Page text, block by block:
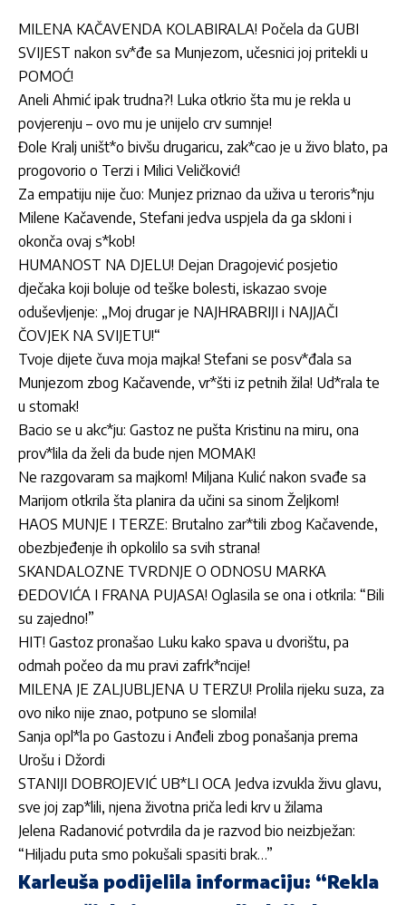
MILENA KAČAVENDA KOLABIRALA! Počela da GUBI
SVIJEST nakon sv*đe sa Munjezom, učesnici joj pritekli u
POMOĆ!
Aneli Ahmić ipak trudna?! Luka otkrio šta mu je rekla u
povjerenju – ovo mu je unijelo crv sumnje!
Đole Kralj uništ*o bivšu drugaricu, zak*cao je u živo blato, pa
progovorio o Terzi i Milici Veličković!
Za empatiju nije čuo: Munjez priznao da uživa u teroris*nju
Milene Kačavende, Stefani jedva uspjela da ga skloni i
okonča ovaj s*kob!
HUMANOST NA DJELU! Dejan Dragojević posjetio
dječaka koji boluje od teške bolesti, iskazao svoje
oduševljenje: „Moj drugar je NAJHRABRIJI i NAJJAČI
ČOVJEK NA SVIJETU!“
Tvoje dijete čuva moja majka! Stefani se posv*đala sa
Munjezom zbog Kačavende, vr*šti iz petnih žila! Ud*rala te
u stomak!
Bacio se u akc*ju: Gastoz ne pušta Kristinu na miru, ona
prov*lila da želi da bude njen MOMAK!
Ne razgovaram sa majkom! Miljana Kulić nakon svađe sa
Marijom otkrila šta planira da učini sa sinom Željkom!
HAOS MUNJE I TERZE: Brutalno zar*tili zbog Kačavende,
obezbjeđenje ih opkolilo sa svih strana!
SKANDALOZNE TVRDNJE O ODNOSU MARKA
ĐEDOVIĆA I FRANA PUJASA! Oglasila se ona i otkrila: “Bili
su zajedno!”
HIT! Gastoz pronašao Luku kako spava u dvorištu, pa
odmah počeo da mu pravi zafrk*ncije!
MILENA JE ZALJUBLJENA U TERZU! Prolila rijeku suza, za
ovo niko nije znao, potpuno se slomila!
Sanja opl*la po Gastozu i Anđeli zbog ponašanja prema
Urošu i Džordi
STANIJI DOBROJEVIĆ UB*LI OCA Jedva izvukla živu glavu,
sve joj zap*lili, njena životna priča ledi krv u žilama
Jelena Radanović potvrdila da je razvod bio neizbježan:
“Hiljadu puta smo pokušali spasiti brak…”
Karleuša podijelila informaciju: “Rekla